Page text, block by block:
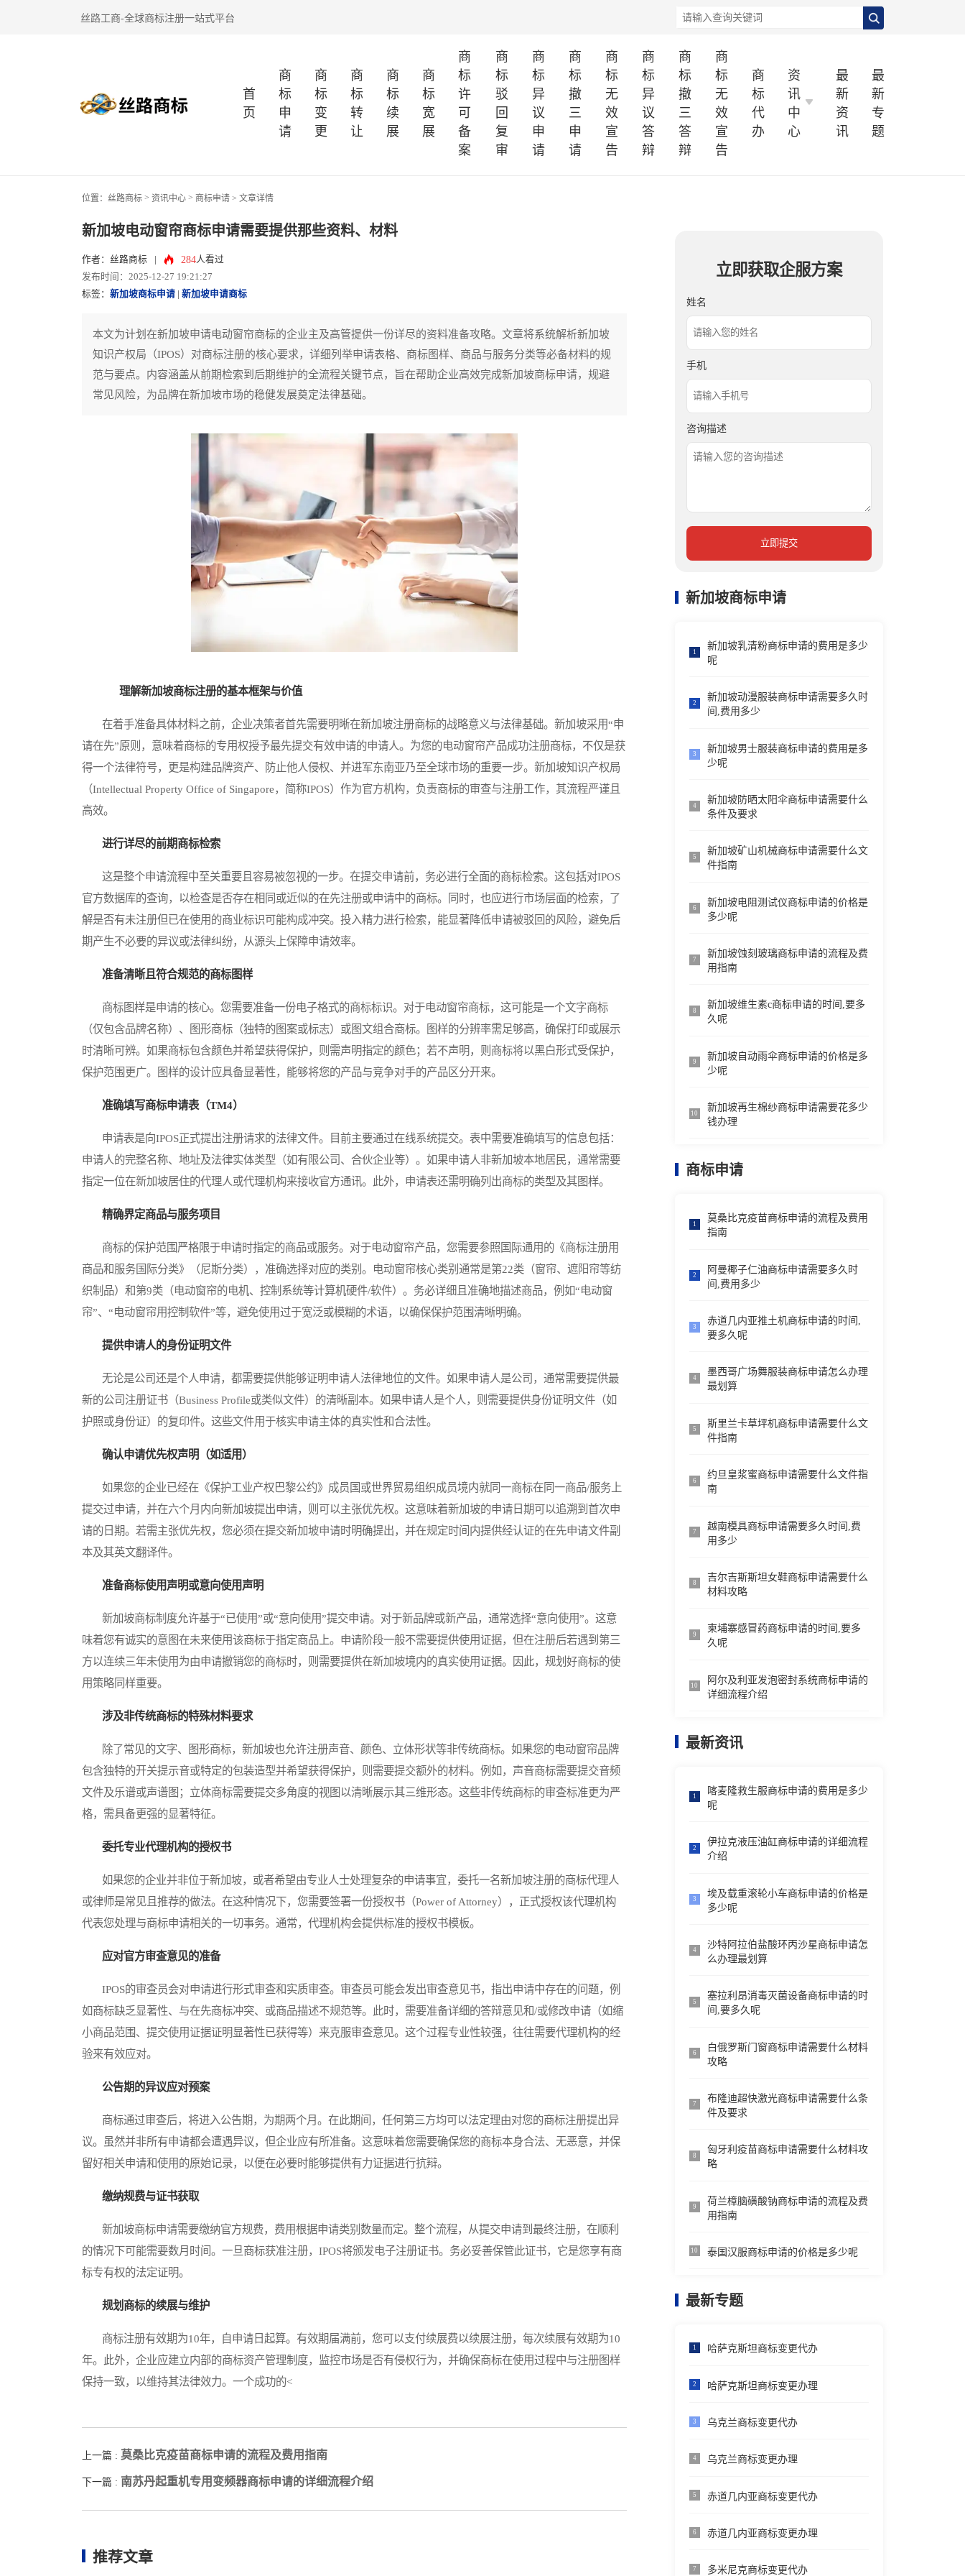
丝路工商-全球商标注册一站式平台
首
页
商
标
申
请
商
标
变
更
商
标
转
让
商
标
续
展
商
标
宽
展
商
标
许
可
备
案
商
标
驳
回
复
审
商
标
异
议
申
请
商
标
撤
三
申
请
商
标
无
效
宣
告
商
标
异
议
答
辩
商
标
撤
三
答
辩
商
标
无
效
宣
告
商
标
代
办
资
讯
中
心
最
新
资
讯
最
新
专
题
位置： 丝路商标 > 资讯中心 > 商标申请 > 文章详情
新加坡电动窗帘商标申请需要提供那些资料、材料
作者：丝路商标 284人看过
发布时间：2025-12-27 19:21:27
标签： 新加坡商标申请 新加坡申请商标
本文为计划在新加坡申请电动窗帘商标的企业主及高管提供一份详尽的资料准备攻略。文章将系统解析新加坡
知识产权局（IPOS）对商标注册的核心要求，详细列举申请表格、商标图样、商品与服务分类等必备材料的规
范与要点。内容涵盖从前期检索到后期维护的全流程关键节点，旨在帮助企业高效完成新加坡商标申请，规避
常见风险，为品牌在新加坡市场的稳健发展奠定法律基础。
理解新加坡商标注册的基本框架与价值
在着手准备具体材料之前，企业决策者首先需要明晰在新加坡注册商标的战略意义与法律基础。新加坡采用“申
请在先”原则，意味着商标的专用权授予最先提交有效申请的申请人。为您的电动窗帘产品成功注册商标，不仅是获
得一个法律符号，更是构建品牌资产、防止他人侵权、并进军东南亚乃至全球市场的重要一步。新加坡知识产权局
（Intellectual Property Office of Singapore，简称IPOS）作为官方机构，负责商标的审查与注册工作，其流程严谨且
高效。
进行详尽的前期商标检索
这是整个申请流程中至关重要且容易被忽视的一步。在提交申请前，务必进行全面的商标检索。这包括对IPOS
官方数据库的查询，以检查是否存在相同或近似的在先注册或申请中的商标。同时，也应进行市场层面的检索，了
解是否有未注册但已在使用的商业标识可能构成冲突。投入精力进行检索，能显著降低申请被驳回的风险，避免后
期产生不必要的异议或法律纠纷，从源头上保障申请效率。
准备清晰且符合规范的商标图样
商标图样是申请的核心。您需要准备一份电子格式的商标标识。对于电动窗帘商标，这可能是一个文字商标
（仅包含品牌名称）、图形商标（独特的图案或标志）或图文组合商标。图样的分辨率需足够高，确保打印或展示
时清晰可辨。如果商标包含颜色并希望获得保护，则需声明指定的颜色；若不声明，则商标将以黑白形式受保护，
保护范围更广。图样的设计应具备显著性，能够将您的产品与竞争对手的产品区分开来。
准确填写商标申请表（TM4）
申请表是向IPOS正式提出注册请求的法律文件。目前主要通过在线系统提交。表中需要准确填写的信息包括：
申请人的完整名称、地址及法律实体类型（如有限公司、合伙企业等）。如果申请人非新加坡本地居民，通常需要
指定一位在新加坡居住的代理人或代理机构来接收官方通讯。此外，申请表还需明确列出商标的类型及其图样。
精确界定商品与服务项目
商标的保护范围严格限于申请时指定的商品或服务。对于电动窗帘产品，您需要参照国际通用的《商标注册用
商品和服务国际分类》（尼斯分类），准确选择对应的类别。电动窗帘核心类别通常是第22类（窗帘、遮阳帘等纺
织制品）和第9类（电动窗帘的电机、控制系统等计算机硬件/软件）。务必详细且准确地描述商品，例如“电动窗
帘”、“电动窗帘用控制软件”等，避免使用过于宽泛或模糊的术语，以确保保护范围清晰明确。
提供申请人的身份证明文件
无论是公司还是个人申请，都需要提供能够证明申请人法律地位的文件。如果申请人是公司，通常需要提供最
新的公司注册证书（Business Profile或类似文件）的清晰副本。如果申请人是个人，则需要提供身份证明文件（如
护照或身份证）的复印件。这些文件用于核实申请主体的真实性和合法性。
确认申请优先权声明（如适用）
如果您的企业已经在《保护工业产权巴黎公约》成员国或世界贸易组织成员境内就同一商标在同一商品/服务上
提交过申请，并在六个月内向新加坡提出申请，则可以主张优先权。这意味着新加坡的申请日期可以追溯到首次申
请的日期。若需主张优先权，您必须在提交新加坡申请时明确提出，并在规定时间内提供经认证的在先申请文件副
本及其英文翻译件。
准备商标使用声明或意向使用声明
新加坡商标制度允许基于“已使用”或“意向使用”提交申请。对于新品牌或新产品，通常选择“意向使用”。这意
味着您有诚实的意图在未来使用该商标于指定商品上。申请阶段一般不需要提供使用证据，但在注册后若遇到第三
方以连续三年未使用为由申请撤销您的商标时，则需要提供在新加坡境内的真实使用证据。因此，规划好商标的使
用策略同样重要。
涉及非传统商标的特殊材料要求
除了常见的文字、图形商标，新加坡也允许注册声音、颜色、立体形状等非传统商标。如果您的电动窗帘品牌
包含独特的开关提示音或特定的包装造型并希望获得保护，则需要提交额外的材料。例如，声音商标需要提交音频
文件及乐谱或声谱图；立体商标需要提交多角度的视图以清晰展示其三维形态。这些非传统商标的审查标准更为严
格，需具备更强的显著特征。
委托专业代理机构的授权书
如果您的企业并非位于新加坡，或者希望由专业人士处理复杂的申请事宜，委托一名新加坡注册的商标代理人
或律师是常见且推荐的做法。在这种情况下，您需要签署一份授权书（Power of Attorney），正式授权该代理机构
代表您处理与商标申请相关的一切事务。通常，代理机构会提供标准的授权书模板。
应对官方审查意见的准备
IPOS的审查员会对申请进行形式审查和实质审查。审查员可能会发出审查意见书，指出申请中存在的问题，例
如商标缺乏显著性、与在先商标冲突、或商品描述不规范等。此时，需要准备详细的答辩意见和/或修改申请（如缩
小商品范围、提交使用证据证明显著性已获得等）来克服审查意见。这个过程专业性较强，往往需要代理机构的经
验来有效应对。
公告期的异议应对预案
商标通过审查后，将进入公告期，为期两个月。在此期间，任何第三方均可以法定理由对您的商标注册提出异
议。虽然并非所有申请都会遭遇异议，但企业应有所准备。这意味着您需要确保您的商标本身合法、无恶意，并保
留好相关申请和使用的原始记录，以便在必要时能够提供有力证据进行抗辩。
缴纳规费与证书获取
新加坡商标申请需要缴纳官方规费，费用根据申请类别数量而定。整个流程，从提交申请到最终注册，在顺利
的情况下可能需要数月时间。一旦商标获准注册，IPOS将颁发电子注册证书。务必妥善保管此证书，它是您享有商
标专有权的法定证明。
规划商标的续展与维护
商标注册有效期为10年，自申请日起算。有效期届满前，您可以支付续展费以续展注册，每次续展有效期为10
年。此外，企业应建立内部的商标资产管理制度，监控市场是否有侵权行为，并确保商标在使用过程中与注册图样
保持一致，以维持其法律效力。一个成功的<
上一篇 : 莫桑比克疫苗商标申请的流程及费用指南
下一篇 : 南苏丹起重机专用变频器商标申请的详细流程介绍
推荐文章
立即获取企服方案
姓名
手机
咨询描述
立即提交
新加坡商标申请
1
新加坡乳清粉商标申请的费用是多少
呢
2
新加坡动漫服装商标申请需要多久时
间,费用多少
3
新加坡男士服装商标申请的费用是多
少呢
4
新加坡防晒太阳伞商标申请需要什么
条件及要求
5
新加坡矿山机械商标申请需要什么文
件指南
6
新加坡电阻测试仪商标申请的价格是
多少呢
7
新加坡蚀刻玻璃商标申请的流程及费
用指南
8
新加坡维生素c商标申请的时间,要多
久呢
9
新加坡自动雨伞商标申请的价格是多
少呢
10
新加坡再生棉纱商标申请需要花多少
钱办理
商标申请
1
莫桑比克疫苗商标申请的流程及费用
指南
2
阿曼椰子仁油商标申请需要多久时
间,费用多少
3
赤道几内亚推土机商标申请的时间,
要多久呢
4
墨西哥广场舞服装商标申请怎么办理
最划算
5
斯里兰卡草坪机商标申请需要什么文
件指南
6
约旦皇浆蜜商标申请需要什么文件指
南
7
越南模具商标申请需要多久时间,费
用多少
8
吉尔吉斯斯坦女鞋商标申请需要什么
材料攻略
9
柬埔寨感冒药商标申请的时间,要多
久呢
10
阿尔及利亚发泡密封系统商标申请的
详细流程介绍
最新资讯
1
喀麦隆救生服商标申请的费用是多少
呢
2
伊拉克液压油缸商标申请的详细流程
介绍
3
埃及载重滚轮小车商标申请的价格是
多少呢
4
沙特阿拉伯盐酸环丙沙星商标申请怎
么办理最划算
5
塞拉利昂消毒灭菌设备商标申请的时
间,要多久呢
6
白俄罗斯门窗商标申请需要什么材料
攻略
7
布隆迪超快激光商标申请需要什么条
件及要求
8
匈牙利疫苗商标申请需要什么材料攻
略
9
荷兰樟脑磺酸钠商标申请的流程及费
用指南
10 泰国汉服商标申请的价格是多少呢
最新专题
1 哈萨克斯坦商标变更代办
2 哈萨克斯坦商标变更办理
3 乌克兰商标变更代办
4 乌克兰商标变更办理
5 赤道几内亚商标变更代办
6 赤道几内亚商标变更办理
7 多米尼克商标变更代办